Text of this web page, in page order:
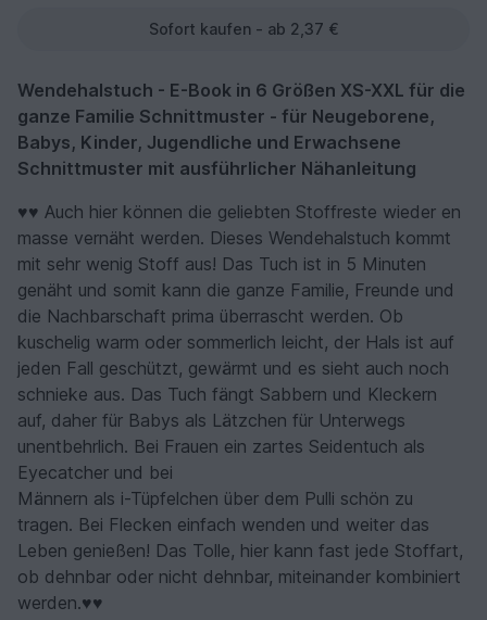
Sofort kaufen - ab 2,37 €
Wendehalstuch - E-Book in 6 Größen XS-XXL für die
ganze Familie Schnittmuster - für Neugeborene,
Babys, Kinder, Jugendliche und Erwachsene
Schnittmuster mit ausführlicher Nähanleitung
♥♥ Auch hier können die geliebten Stoffreste wieder en
masse vernäht werden. Dieses Wendehalstuch kommt
mit sehr wenig Stoff aus! Das Tuch ist in 5 Minuten
genäht und somit kann die ganze Familie, Freunde und
die Nachbarschaft prima überrascht werden. Ob
kuschelig warm oder sommerlich leicht, der Hals ist auf
jeden Fall geschützt, gewärmt und es sieht auch noch
schnieke aus. Das Tuch fängt Sabbern und Kleckern
auf, daher für Babys als Lätzchen für Unterwegs
unentbehrlich. Bei Frauen ein zartes Seidentuch als
Eyecatcher und bei
Männern als i-Tüpfelchen über dem Pulli schön zu
tragen. Bei Flecken einfach wenden und weiter das
Leben genießen! Das Tolle, hier kann fast jede Stoffart,
ob dehnbar oder nicht dehnbar, miteinander kombiniert
werden.♥♥